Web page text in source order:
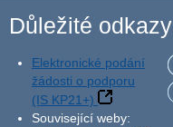
Důležité odkazy
Elektronické podání
žádosti o podporu
(IS KP21+)
Související weby: